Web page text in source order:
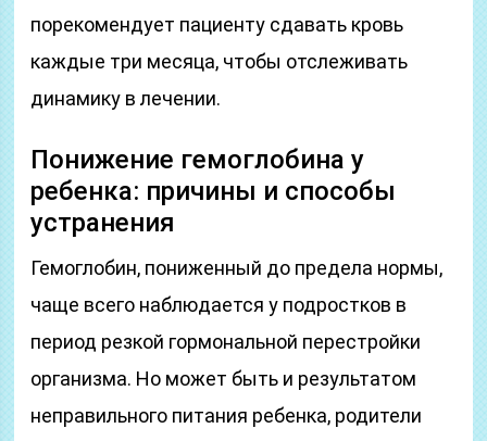
порекомендует пациенту сдавать кровь
каждые три месяца, чтобы отслеживать
динамику в лечении.
Понижение гемоглобина у
ребенка: причины и способы
устранения
Гемоглобин, пониженный до предела нормы,
чаще всего наблюдается у подростков в
период резкой гормональной перестройки
организма. Но может быть и результатом
неправильного питания ребенка, родители